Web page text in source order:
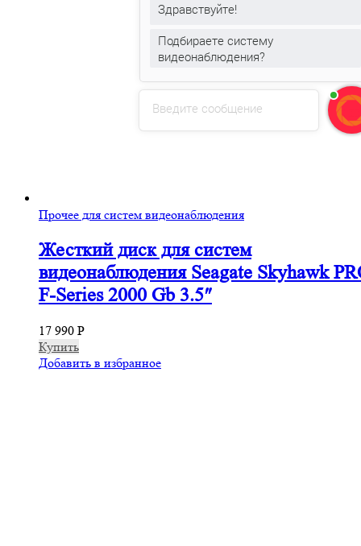
Прочее для систем видеонаблюдения
Жесткий диск для систем
видеонаблюдения Seagate Skyhawk
F-Series 2000 Gb 3.5″
17 990 Р
Купить
Добавить в избранное
Введите сообщение
Здравствуйте!
Подбираете систему
видеонаблюдения?